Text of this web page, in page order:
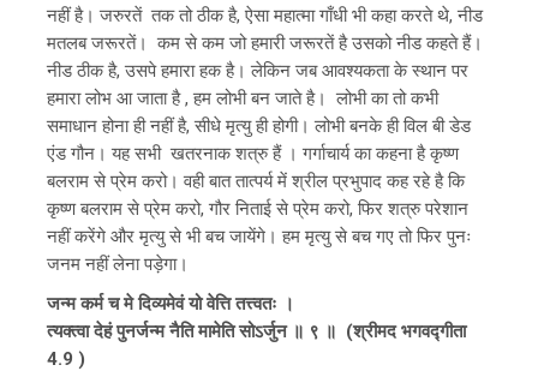
नहीं है। जरुरतें तक तो ठीक है, ऐसा महात्मा गाँधी भी कहा करते थे, नीड
मतलब जरूरतें। कम से कम जो हमारी जरूरतें है उसको नीड कहते हैं।
नीड ठीक है, उसपे हमारा हक है। लेकिन जब आवश्यकता के स्थान पर
हमारा लोभ आ जाता है , हम लोभी बन जाते है। लोभी का तो कभी
समाधान होना ही नहीं है, सीधे मृत्यु ही होगी। लोभी बनके ही विल बी डेड
एंड गौन। यह सभी खतरनाक शत्रु हैं । गर्गाचार्य का कहना है कृष्ण
बलराम से प्रेम करो। वही बात तात्पर्य में श्रील प्रभुपाद कह रहे है कि
कृष्ण बलराम से प्रेम करो, गौर निताई से प्रेम करो, फिर शत्रु परेशान
नहीं करेंगे और मृत्यु से भी बच जायेंगे। हम मृत्यु से बच गए तो फिर पुनः
जनम नहीं लेना पड़ेगा।
जन्म कर्म च मे दिव्यमेवं यो वेत्ति तत्त्वतः ।
त्यक्त्वा देहं पुनर्जन्म नैति मामेति सोऽर्जुन ॥ ९ ॥ (श्रीमद भगवद्गीता
4.9 )